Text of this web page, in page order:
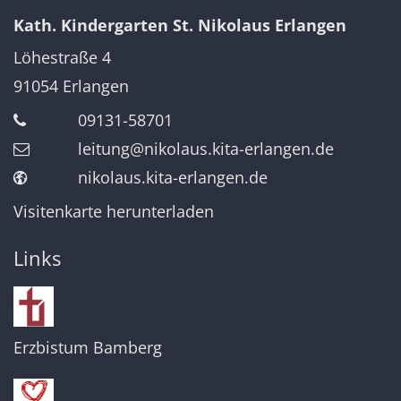
Kath. Kindergarten St. Nikolaus Erlangen
Löhestraße 4
91054 Erlangen
09131-58701
leitung@nikolaus.kita-erlangen.de
nikolaus.kita-erlangen.de
Visitenkarte herunterladen
Links
Erzbistum Bamberg